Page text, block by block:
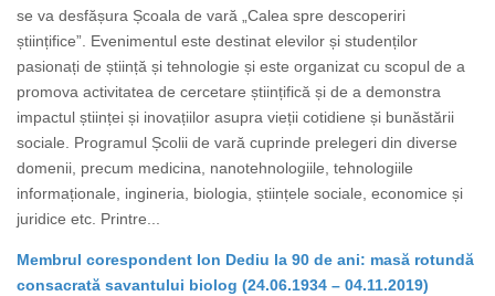
se va desfășura Școala de vară „Calea spre descoperiri
științifice”. Evenimentul este destinat elevilor și studenților
pasionați de știință și tehnologie și este organizat cu scopul de a
promova activitatea de cercetare științifică și de a demonstra
impactul științei și inovațiilor asupra vieții cotidiene și bunăstării
sociale. Programul Școlii de vară cuprinde prelegeri din diverse
domenii, precum medicina, nanotehnologiile, tehnologiile
informaționale, ingineria, biologia, științele sociale, economice și
juridice etc. Printre...
Membrul corespondent Ion Dediu la 90 de ani: masă rotundă
consacrată savantului biolog (24.06.1934 – 04.11.2019)